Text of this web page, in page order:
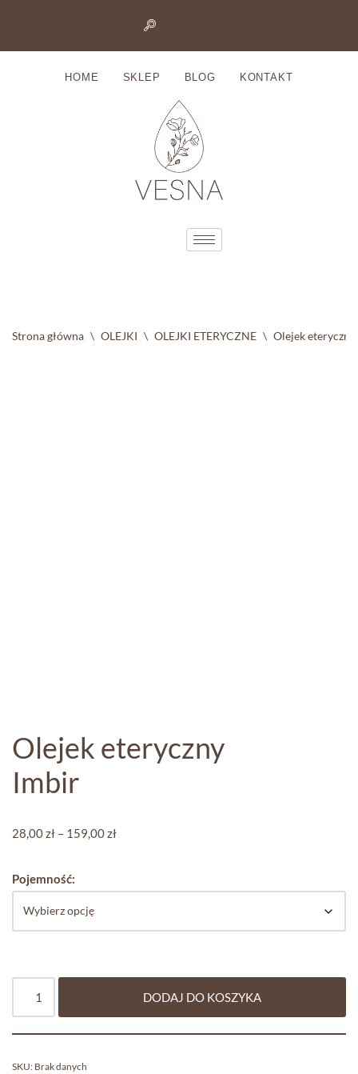
HOME SKLEP BLOG KONTAKT
Strona główna \ OLEJKI \ OLEJKI ETERYCZNE \ Olejek
Olejek eteryczny
Imbir
28,00zł – 159,00zł
Pojemność:
DODAJ DO KOSZYKA
SKU: Brak danych